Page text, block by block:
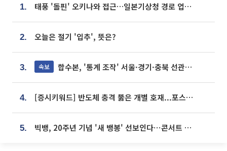
1. 태풍 '돌핀' 오키나와 접근…일본기상청 경로 업데이트
2. 오늘은 절기 '입추', 뜻은?
3. 속보 합수본, '통계 조작' 서울·경기·충북 선관위 등 추가 압수수색
4. [증시키워드] 반도체 충격 뚫은 개별 호재...포스코퓨처엠·에코프로·한화솔루션 '눈길'
5. 빅뱅, 20주년 기념 '새 뱅봉' 선보인다⋯콘서트 앞두고 팝업 개최